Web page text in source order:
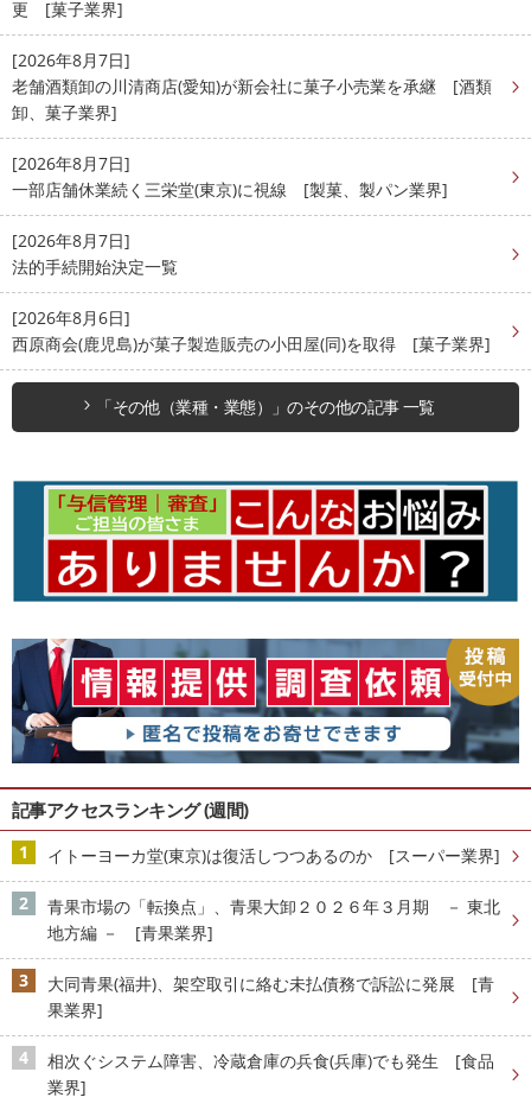
更 [菓子業界]
[2026年8月7日]
老舗酒類卸の川清商店(愛知)が新会社に菓子小売業を承継 [酒類
卸、菓子業界]
[2026年8月7日]
一部店舗休業続く三栄堂(東京)に視線 [製菓、製パン業界]
[2026年8月7日]
法的手続開始決定一覧
[2026年8月6日]
西原商会(鹿児島)が菓子製造販売の小田屋(同)を取得 [菓子業界]
「その他（業種・業態）」のその他の記事 一覧
記事アクセスランキング (週間)
イトーヨーカ堂(東京)は復活しつつあるのか [スーパー業界]
青果市場の「転換点」、青果大卸２０２６年３月期 － 東北
地方編 － [青果業界]
大同青果(福井)、架空取引に絡む未払債務で訴訟に発展 [青
果業界]
相次ぐシステム障害、冷蔵倉庫の兵食(兵庫)でも発生 [食品
業界]